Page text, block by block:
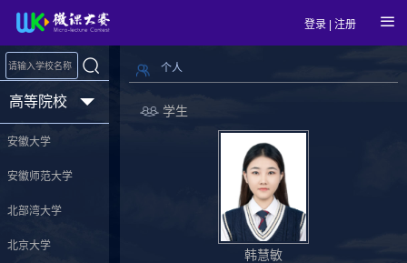
登录 |注册
高等院校
安徽大学
安徽师范大学
北部湾大学
北京大学
个人
学生
韩慧敏